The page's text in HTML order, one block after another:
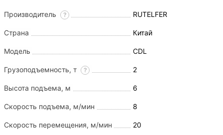
Производитель ? RUTELFER
Страна Китай
Модель CDL
Грузоподъемность, т ? 2
Высота подъема, м 6
Скорость подъема, м/мин 8
Скорость перемещения, м/мин 20